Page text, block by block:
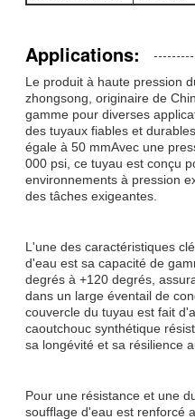
Applications:
Le produit à haute pression
zhongsong, originaire de
gamme pour diverses
des tuyaux fiables et
égale à 50 mmAvec une
000 psi, ce tuyau est conçu
environnements à pression
des tâches exigeantes.
L'une des caractéristiques
d'eau est sa capacité de
degrés à +120 degrés,
dans un large éventail de
couvercle du tuyau est fait
caoutchouc synthétique
sa longévité et sa résilience
Pour une résistance et une
soufflage d'eau est renforcé